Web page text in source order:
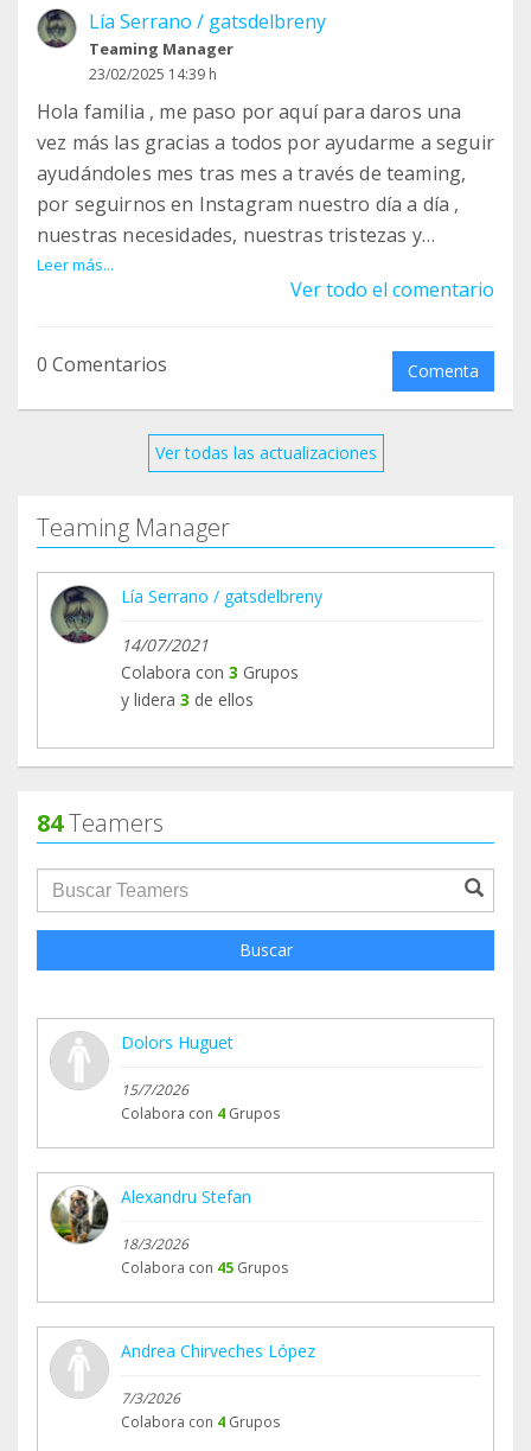
Lía Serrano / gatsdelbreny
Teaming Manager
23/02/2025 14:39 h
Hola familia , me paso por aquí para daros una
vez más las gracias a todos por ayudarme a seguir
ayudándoles mes tras mes a través de teaming,
por seguirnos en Instagram nuestro día a día ,
nuestras necesidades, nuestras tristezas y
alegrías , gracias por querer así a nuestra querida
manada, son seres muy especiales y se merecen
hacer lo imposible Posible , por ellos , porque sus
Leer más...
Ver todo el comentario
0 Comentarios Comenta
Ver todas las actualizaciones
Teaming Manager
Lía Serrano / gatsdelbreny
14/07/2021
Colabora con 3 Grupos
y lidera 3 de ellos
84Teamers
groupProfile.searchForm.search.text???
Buscar
Dolors Huguet
15/7/2026
Colabora con 4 Grupos
Alexandru Stefan
18/3/2026
Colabora con 45 Grupos
Andrea Chirveches López
7/3/2026
Colabora con 4 Grupos